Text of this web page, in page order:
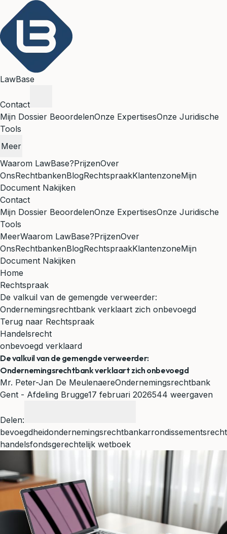
LawBase
Contact
Mijn Dossier BeoordelenOnze ExpertisesOnze Juridische
Tools
Meer
Waarom LawBase?PrijzenOver
OnsRechtbankenBlogRechtspraakKlantenzoneMijn
Document Nakijken
Contact
Mijn Dossier BeoordelenOnze ExpertisesOnze Juridische
Tools
MeerWaarom LawBase?PrijzenOver
OnsRechtbankenBlogRechtspraakKlantenzoneMijn
Document Nakijken
Home
Rechtspraak
De valkuil van de gemengde verweerder:
Ondernemingsrechtbank verklaart zich onbevoegd
Terug naar Rechtspraak
Handelsrecht
onbevoegd verklaard
De valkuil van de gemengde verweerder:
Ondernemingsrechtbank verklaart zich onbevoegd
Mr. Peter-Jan De MeulenaereOndernemingsrechtbank
Gent - Afdeling Brugge17 februari 2026544 weergaven
Delen:
bevoegdheidondernemingsrechtbank
handelsfondsgerechtelijk wetboek